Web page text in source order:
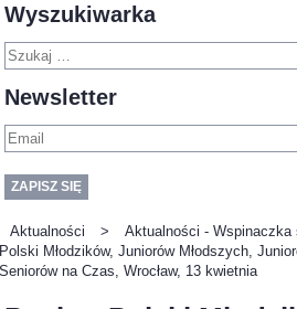
Wyszukiwarka
Newsletter
Aktualności > Aktualności - Wspinaczka
Polski Młodzików, Juniorów Młodszych,
Seniorów na Czas, Wrocław, 13 kwietnia